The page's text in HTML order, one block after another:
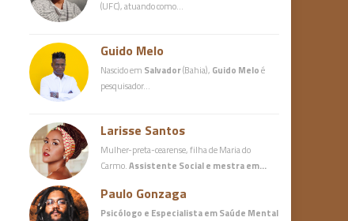
(UFC), atuando como…
Guido Melo
Nascido em Salvador(Bahia), Guido Meloé
pesquisador…
Larisse Santos
Mulher-preta-cearense, filha de Maria do
Carmo.Assistente Social e mestra em…
Paulo Gonzaga
Psicólogo e Especialista em Saúde Mental